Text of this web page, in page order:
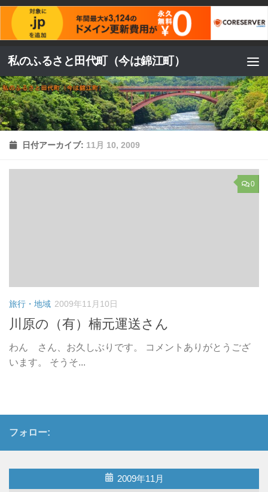
コンテンツへスキップ
私のふるさと田代町（今は錦江町）
日付アーカイブ: 11月 10, 2009
0
旅行・地域 2009年11月10日
川原の（有）楠元運送さん
わん さん、お久しぶりです。 コメントありがとうござ
います。 そうそ...
フォロー:
2009年11月